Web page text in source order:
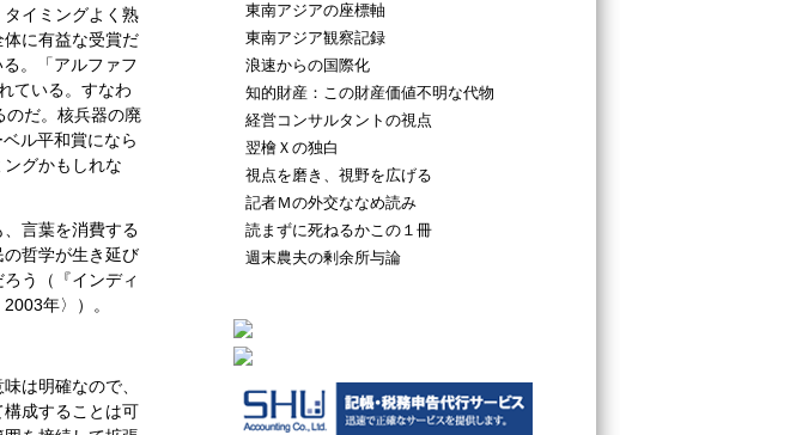
イミングよく熟
に有益な受賞だ
。「アルファフ
ている。すなわ
のだ。核兵器の廃
ル平和賞になら
グかもしれな
言葉を消費する
哲学が生き延び
う（『インディ
年〉）。
は明確なので、
成することは可
東南アジアの座標軸
東南アジア観察記録
浪速からの国際化
知的財産：この財産価値不明な代物
経営コンサルタントの視点
翌檜Ｘの独白
視点を磨き、視野を広げる
記者Ｍの外交ななめ読み
読まずに死ねるかこの１冊
週末農夫の剰余所与論